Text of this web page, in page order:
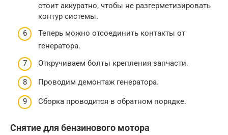
стоит аккуратно, чтобы не разгерметизировать
контур системы.
Теперь можно отсоединить контакты от
генератора.
Откручиваем болты крепления запчасти.
Проводим демонтаж генератора.
Сборка проводится в обратном порядке.
Снятие для бензинового мотора